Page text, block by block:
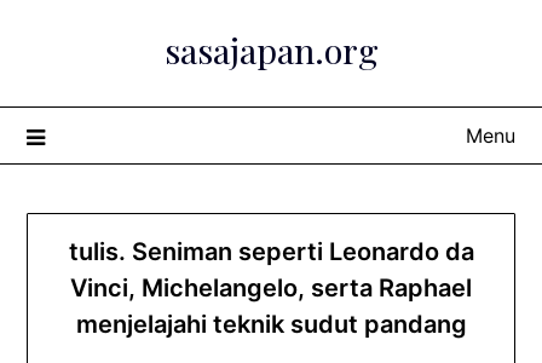
sasajapan.org
Menu
tulis. Seniman seperti Leonardo da
Vinci, Michelangelo, serta Raphael
menjelajahi teknik sudut pandang